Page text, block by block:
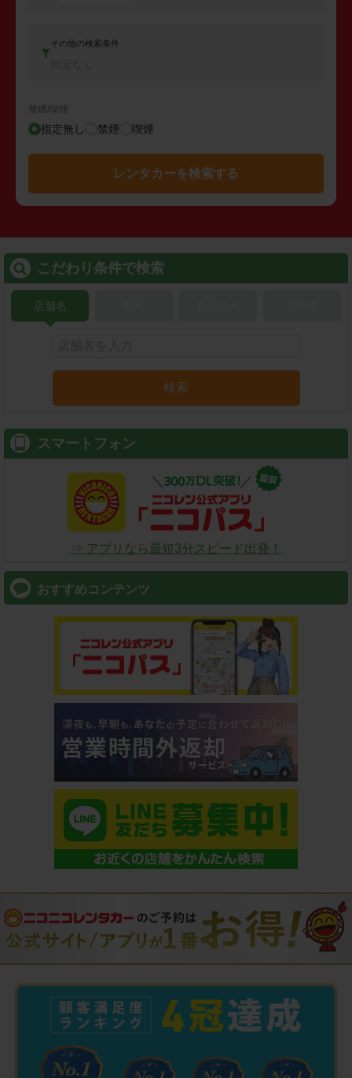
その他の検索条件
禁煙/喫煙
指定無し 禁煙 喫煙
レンタカーを検索する
こだわり条件で検索
店舗名
検索
スマートフォン
⇒ アプリなら最短3分スピード出発！
おすすめコンテンツ